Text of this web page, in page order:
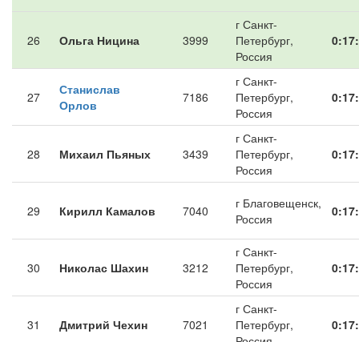
26 Ольга Ницина 3999
г Санкт-
Петербург,
Россия
27
Станислав
Орлов
7186
г Санкт-
Петербург,
Россия
28 Михаил Пьяных 3439
г Санкт-
Петербург,
Россия
29 Кирилл Камалов 7040
г Благовещенск,
Россия
30 Николас Шахин 3212
г Санкт-
Петербург,
Россия
31 Дмитрий Чехин 7021
г Санкт-
Петербург,